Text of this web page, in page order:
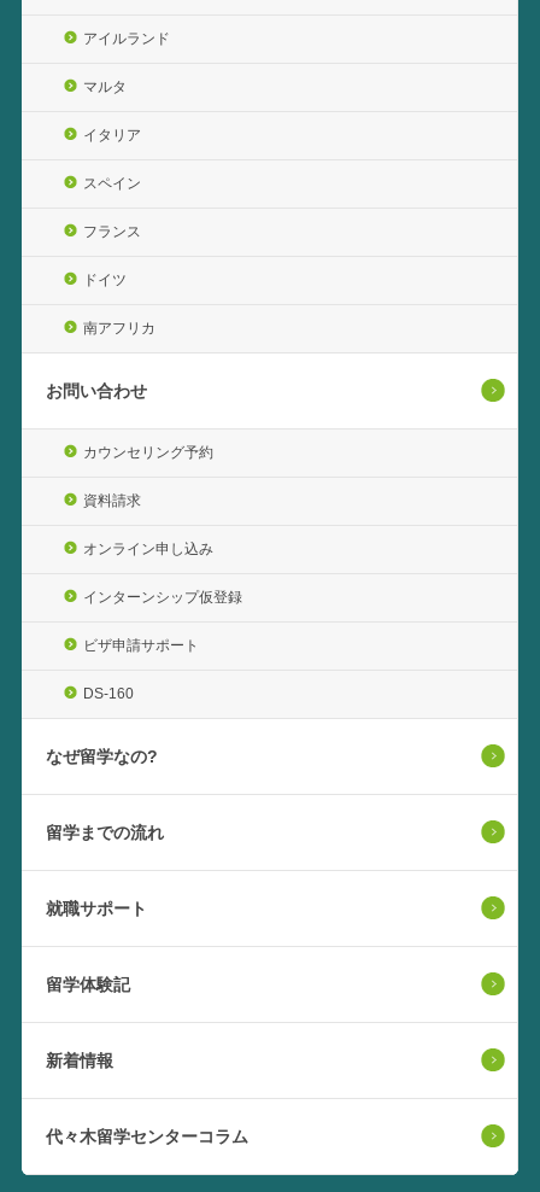
アイルランド
マルタ
イタリア
スペイン
フランス
ドイツ
南アフリカ
お問い合わせ
カウンセリング予約
資料請求
オンライン申し込み
インターンシップ仮登録
ビザ申請サポート
DS-160
なぜ留学なの?
留学までの流れ
就職サポート
留学体験記
新着情報
代々木留学センターコラム